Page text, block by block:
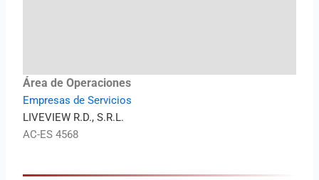
Área de Operaciones
Empresas de Servicios
LIVEVIEW R.D., S.R.L.
AC-ES 4568